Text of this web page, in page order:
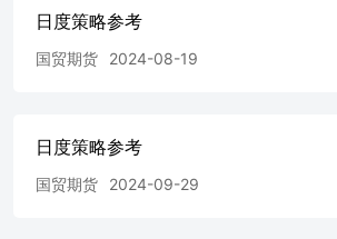
日度策略参考
国贸期货 2024-08-19
日度策略参考
国贸期货 2024-09-29